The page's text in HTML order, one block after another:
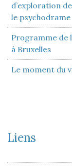
d’exploration
le psychodrame
Programme de
à Bruxelles
Le moment du
Liens